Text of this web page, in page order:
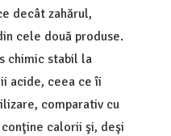
decât zahărul,
cele două produse.
chimic stabil la
acide, ceea ce îi
comparativ cu
calorii şi, deşi